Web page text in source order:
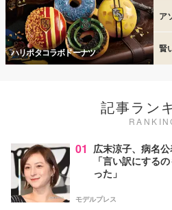
ハリポタコラボドーナツ
ア
賢
記事ラン
01 広末涼子、病名
「言い訳にする
った」
モデルプレス